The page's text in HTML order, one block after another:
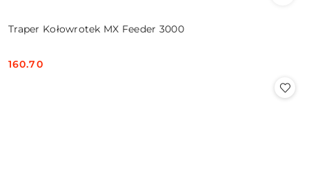
Traper Kołowrotek MX Feeder 3000
Cena:
160.70